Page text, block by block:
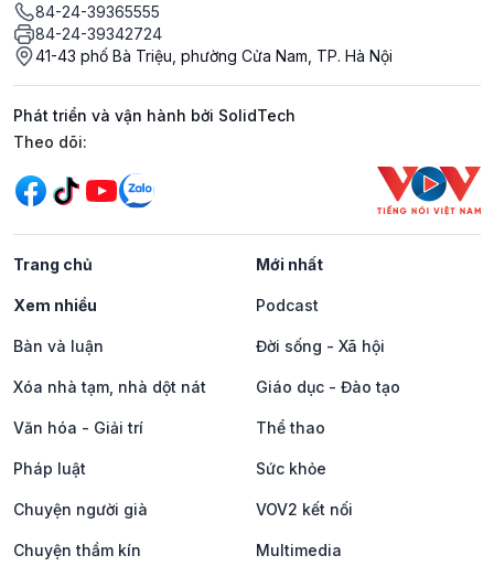
84-24-39365555
84-24-39342724
41-43 phố Bà Triệu, phường Cửa Nam, TP. Hà Nội
Phát triển và vận hành bởi SolidTech
Mạng xã hội
Theo dõi:
Trang chủ Mới nhất
Xem nhiều Podcast
Bàn và luận Đời sống - Xã hội
Xóa nhà tạm, nhà dột nát Giáo dục - Đào tạo
Văn hóa - Giải trí Thể thao
Pháp luật Sức khỏe
Chuyện người già VOV2 kết nối
Chuyện thầm kín Multimedia